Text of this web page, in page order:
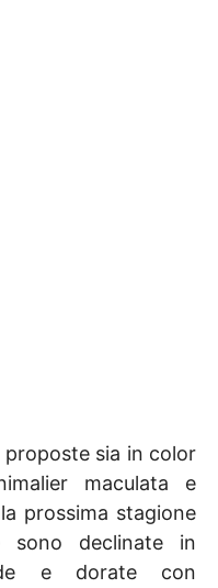
sia in color
maculata e
prossima stagione
sono declinate in
e dorate con